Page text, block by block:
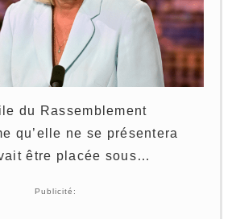
du Rassemblement
qu’elle ne se présentera
être placée sous…
Publicité: